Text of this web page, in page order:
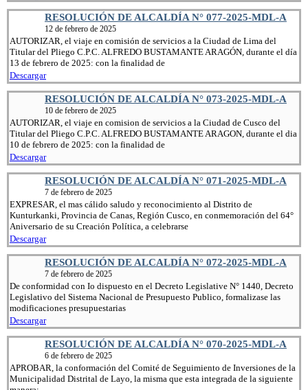
RESOLUCIÓN DE ALCALDÍA N° 077-2025-MDL-A
12 de febrero de 2025
AUTORIZAR, el viaje en comisión de servicios a la Ciudad de Lima del
Titular del Pliego C.P.C. ALFREDO BUSTAMANTE ARAGÓN, durante el día
13 de febrero de 2025: con la finalidad de
Descargar
RESOLUCIÓN DE ALCALDÍA N° 073-2025-MDL-A
10 de febrero de 2025
AUTORIZAR, el viaje en comision de servicios a la Ciudad de Cusco del
Titular del Pliego C.P.C. ALFREDO BUSTAMANTE ARAGON, durante el dia
10 de febrero de 2025: con la finalidad de
Descargar
RESOLUCIÓN DE ALCALDÍA N° 071-2025-MDL-A
7 de febrero de 2025
EXPRESAR, el mas cálido saludo y reconocimiento al Distrito de
Kunturkanki, Provincia de Canas, Región Cusco, en conmemoración del 64°
Aniversario de su Creación Política, a celebrarse
Descargar
RESOLUCIÓN DE ALCALDÍA N° 072-2025-MDL-A
7 de febrero de 2025
De conformidad con Io dispuesto en el Decreto Legislative N° 1440, Decreto
Legislativo del Sistema Nacional de Presupuesto Publico, formalizase las
modificaciones presupuestarias
Descargar
RESOLUCIÓN DE ALCALDÍA N° 070-2025-MDL-A
6 de febrero de 2025
APROBAR, la conformación del Comité de Seguimiento de Inversiones de la
Municipalidad Distrital de Layo, la misma que esta integrada de la siguiente